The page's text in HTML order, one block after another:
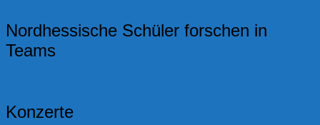
Nordhessische Schüler forschen in
Teams
Konzerte